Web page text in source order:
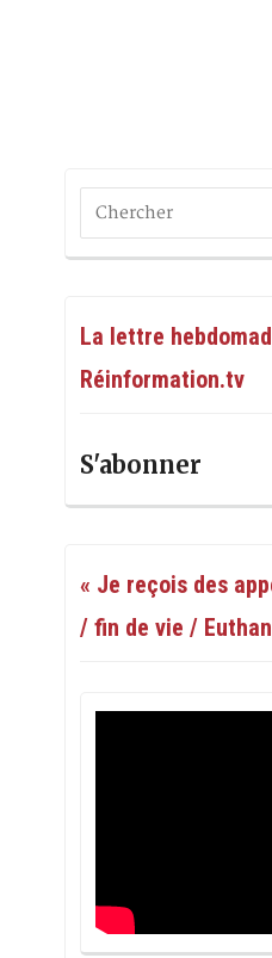
La lettre
Réinformation.tv
S'abonner
« Je reçois des
/ fin de vie /